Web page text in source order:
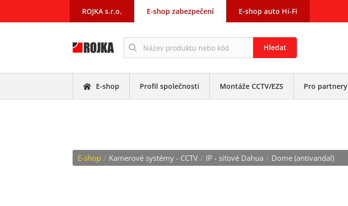
ROJKA s.r.o. E-shop zabezpečení E-shop auto Hi-Fi
Hledat
E-shop Profil společnosti Montáže CCTV/EZS Pro partnery
E-shop / Kamerové systémy - CCTV / IP - síťové Dahua / Dome (antivandal)